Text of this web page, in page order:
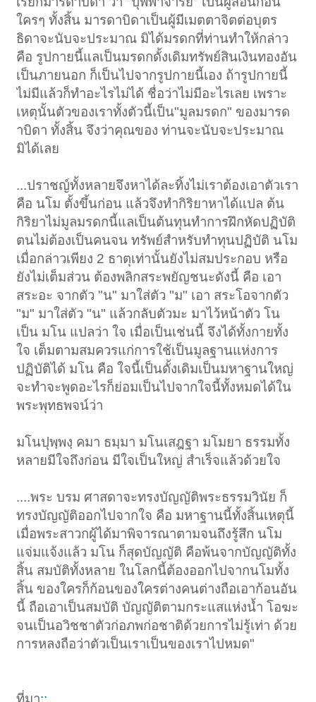
ใครๆ ทั้งสิ้น มารดาบิดาเป็นผู้มีเมตตาจิตต่อบุตร
ธิดาจะนับจะประมาณ มิได้มรดกที่ท่านทำให้กล่าว
คือ รูปกายนี้แลเป็นมรดกดั้งเดิมทรัพย์สินเงินทองอัน
เป็นภายนอก ก็เป็นไปจากรูปกายนี้เอง ถ้ารูปกายนี้
ไม่มีแล้วก็ทำอะไรไม่ได้ ชื่อว่าไม่มีอะไรเลย เพราะ
เหตุนั้นตัวของเราทั้งตัวนี้เป็น"มูลมรดก" ของมารด
าบิดา ทั้งสิ้น จึงว่าคุณของ ท่านจะนับจะประมาณ
มิได้เลย
...ปราชญ์ทั้งหลายจึงหาได้ละทิ้งไม่เราต้องเอาตัวเรา
คือ นโม ตั้งขึ้นก่อน แล้วจึงทำกิริยาหาได้แปล ต้น
กิริยาไม่มูลมรดกนี้แลเป็นต้นทุนทำการฝึกหัดปฏิบัติ
ตนไม่ต้องเป็นคนจน ทรัพย์สำหรับทำทุนปฏิบัติ นโม
เมื่อกล่าวเพียง 2 ธาตุเท่านั้นยังไม่สมประกอบ หรือ
ยังไม่เต็มส่วน ต้องพลิกสระพยัญชนะดังนี้ คือ เอา
สระอะ จากตัว "น" มาใส่ตัว "ม" เอา สระโอจากตัว
"ม" มาใส่ตัว "น" แล้วกลับตัวมะ มาไว้หน้าตัว โน
เป็น มโน แปลว่า ใจ เมื่อเป็นเช่นนี้ จึงได้ทั้งกายทั้ง
ใจ เต็มตามสมควรแก่การใช้เป็นมูลฐานแห่งการ
ปฏิบัติได้ มโน คือ ใจนี้เป็นดั้งเดิมเป็นมหาฐานใหญ่
จะทำจะพูดอะไรก็ย่อมเป็นไปจากใจนี้ทั้งหมดได้ใน
พระพุทธพจน์ว่า
มโนปุพฺพงฺ คมา ธมฺมา มโนเสฎฐา มโมยา ธรรมทั้ง
หลายมีใจถึงก่อน มีใจเป็นใหญ่ สำเร็จแล้วด้วยใจ
....พระ บรม ศาสดาจะทรงบัญญัติพระธรรมวินัย ก็
ทรงบัญญัติออกไปจากใจ คือ มหาฐานนี้ทั้งสิ้นเหตุนี้
เมื่อพระสาวกผู้ได้มาพิจารณาตามจนถึงรู้สึก นโม
แจ่มแจ้งแล้ว มโน ก็สุดบัญญัติ คือพ้นจากบัญญัติทั้ง
สิ้น สมบัติทั้งหลาย ในโลกนี้ต้องออกไปจากนโมทั้ง
สิ้น ของใครก็ก้อนของใครต่างคนต่างถือเอาก้อนอัน
นี้ ถือเอาเป็นสมบัติ บัญญัติตามกระแสแห่งน้ำ โอฆะ
จนเป็นอวิชชาตัวก่อภพก่อชาติด้วยการไม่รู้เท่า ด้วย
การหลงถือว่าตัวเป็นเราเป็นของเราไปหมด"